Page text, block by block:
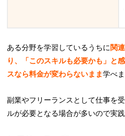
ある分野を学習しているうちに 関
り、「このスキルも必要かも」と
スなら料金が変わらないまま学べま
副業やフリーランスとして仕事を
ルが必要となる場合が多いので実践